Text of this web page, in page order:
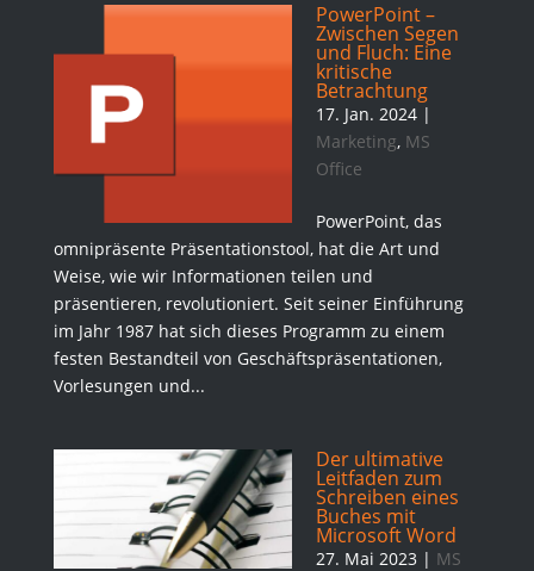
PowerPoint –
Zwischen Segen
und Fluch: Eine
kritische
Betrachtung
17. Jan. 2024|
Marketing, MS
Office
PowerPoint, das
omnipräsente Präsentationstool, hat die Art und
Weise, wie wir Informationen teilen und
präsentieren, revolutioniert. Seit seiner Einführung
im Jahr 1987 hat sich dieses Programm zu einem
festen Bestandteil von Geschäftspräsentationen,
Vorlesungen und...
Der ultimative
Leitfaden zum
Schreiben eines
Buches mit
Microsoft Word
27. Mai 2023| MS